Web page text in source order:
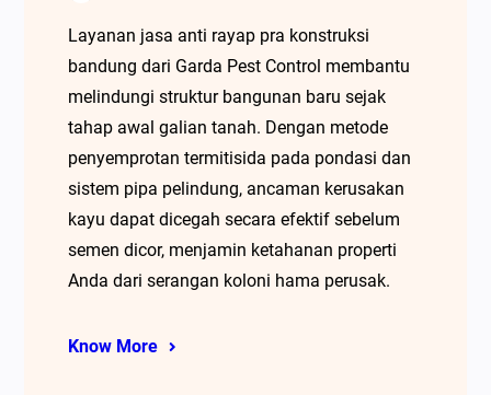
Layanan jasa anti rayap pra konstruksi
bandung dari Garda Pest Control membantu
melindungi struktur bangunan baru sejak
tahap awal galian tanah. Dengan metode
penyemprotan termitisida pada pondasi dan
sistem pipa pelindung, ancaman kerusakan
kayu dapat dicegah secara efektif sebelum
semen dicor, menjamin ketahanan properti
Anda dari serangan koloni hama perusak.
Know More